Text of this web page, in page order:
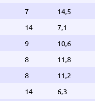
7
14,5
14
7,1
9
10,6
8
11,8
8
11,2
14
6,3